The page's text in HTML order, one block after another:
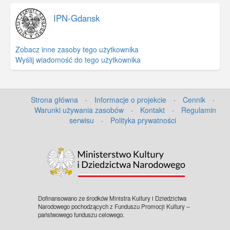
IPN-Gdansk
Zobacz inne zasoby tego użytkownika
Wyślij wiadomość do tego użytkownika
Strona główna · Informacje o projekcie · Cennik
·
Warunki używania zasobów
· Kontakt ·
Regulamin
serwisu
· Polityka prywatności
Dofinansowano ze środków Ministra Kultury i Dziedzictwa
Narodowego pochodzących z Funduszu Promocji Kultury –
państwowego funduszu celowego.